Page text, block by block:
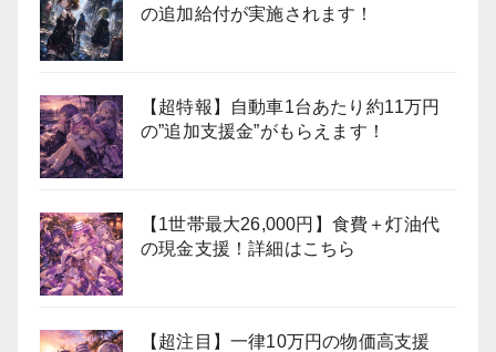
の追加給付が実施されます！
【超特報】自動車1台あたり約11万円
の”追加支援金”がもらえます！
【1世帯最大26,000円】食費＋灯油代
の現金支援！詳細はこちら
【超注目】一律10万円の物価高支援